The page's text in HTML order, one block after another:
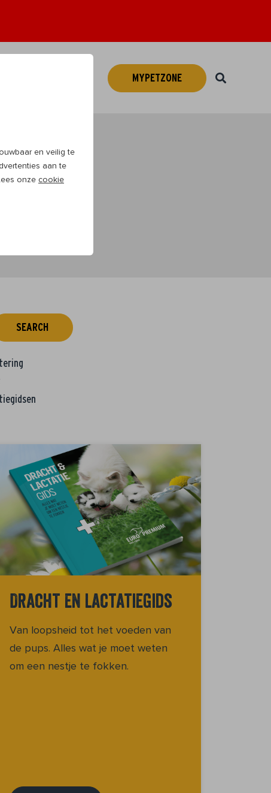
en veilig te
aan te
onze cookie
MYPETZONE
veel plezier te
SEARCH
Dracht en lactatiegids
Van loopsheid tot het voeden van
de pups. Alles wat je moet weten
om een nestje te fokken.